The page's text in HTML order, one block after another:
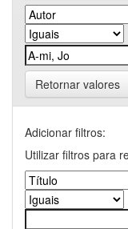
Retornar valores
Adicionar filtros:
Utilizar filtros para